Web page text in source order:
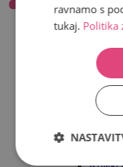
Vse v
ravnamo s
tukaj. Politika